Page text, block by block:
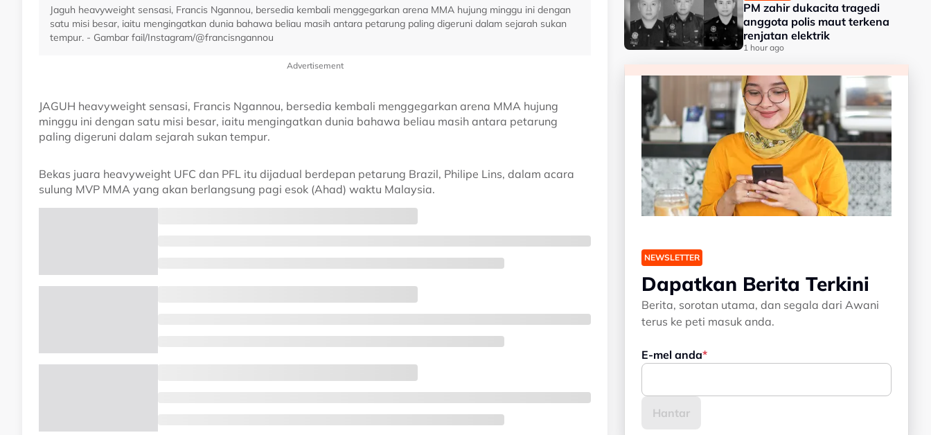
Jaguh heavyweight sensasi, Francis Ngannou, bersedia kembali menggegarkan arena MMA hujung minggu ini dengan
satu misi besar, iaitu mengingatkan dunia bahawa beliau masih antara petarung paling digeruni dalam sejarah sukan
tempur. - Gambar fail/Instagram/@francisngannou
Advertisement
JAGUH heavyweight sensasi, Francis Ngannou, bersedia kembali menggegarkan arena MMA hujung
minggu ini dengan satu misi besar, iaitu mengingatkan dunia bahawa beliau masih antara petarung
paling digeruni dalam sejarah sukan tempur.
Bekas juara heavyweight UFC dan PFL itu dijadual berdepan petarung Brazil, Philipe Lins, dalam acara
sulung MVP MMA yang akan berlangsung pagi esok (Ahad) waktu Malaysia.
PM zahir dukacita tragedi
anggota polis maut terkena
renjatan elektrik
1 hour ago
NEWSLETTER
Dapatkan Berita Terkini
Berita, sorotan utama, dan segala dari Awani
terus ke peti masuk anda.
E-mel anda